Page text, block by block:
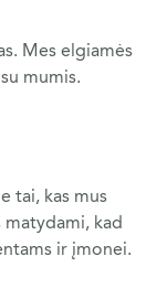
Mes elgiamės
mumis.
tai, kas mus
kad
ir įmonei.